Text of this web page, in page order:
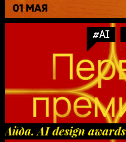
01 МАЯ
#AI
Айда. AI design awards